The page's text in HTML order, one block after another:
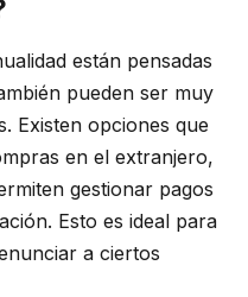
están pensadas
pueden ser muy
Existen opciones que
en el extranjero,
gestionar pagos
Esto es ideal para
a ciertos